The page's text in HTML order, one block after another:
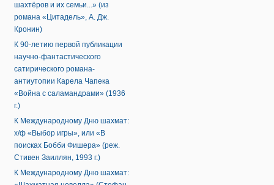
шахтёров и их семьи...» (из
романа «Цитадель», А. Дж.
Кронин)
К 90-летию первой публикации
научно-фантастического
сатирического романа-
антиутопии Карела Чапека
«Война с саламандрами» (1936
г.)
К Международному Дню шахмат:
х/ф «Выбор игры», или «В
поисках Бобби Фишера» (реж.
Стивен Заиллян, 1993 г.)
К Международному Дню шахмат: